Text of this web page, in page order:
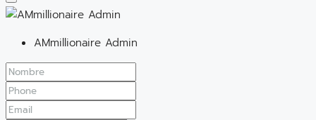
AMmillionaire Admin